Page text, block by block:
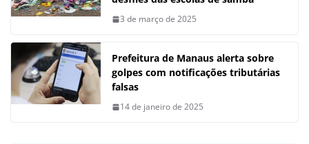
3 de março de 2025
Prefeitura de Manaus alerta sobre
golpes com notificações tributárias
falsas
14 de janeiro de 2025